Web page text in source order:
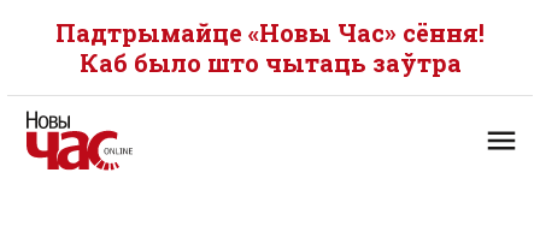
Падтрымайце «Новы Час» сёння!
Каб было што чытаць заўтра